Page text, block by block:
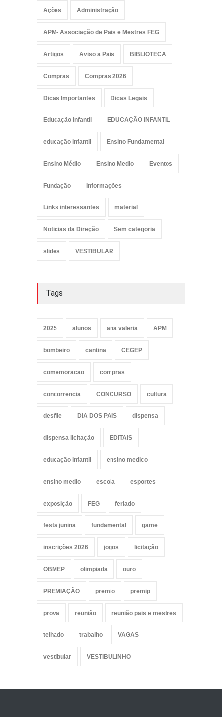
Ações Administração
APM- Associação de Pais e Mestres FEG
Artigos Aviso a Pais BIBLIOTECA
Compras Compras 2026
Dicas Importantes Dicas Legais
Educação Infantil EDUCAÇÃO INFANTIL
educação infantil Ensino Fundamental
Ensino Médio Ensino Medio Eventos
Fundação Informações
Links interessantes material
Noticias da Direção Sem categoria
slides VESTIBULAR
Tags
2025 alunos ana valeria APM
bombeiro cantina CEGEP
comemoracao compras
concorrencia CONCURSO cultura
desfile DIA DOS PAIS dispensa
dispensa licitação EDITAIS
educação infantil ensino medico
ensino medio escola esportes
exposição FEG feriado
festa junina fundamental game
inscrições 2026 jogos licitação
OBMEP olimpiada ouro
PREMIAÇÃO premio premip
prova reunião reunião pais e mestres
telhado trabalho VAGAS
vestibular VESTIBULINHO